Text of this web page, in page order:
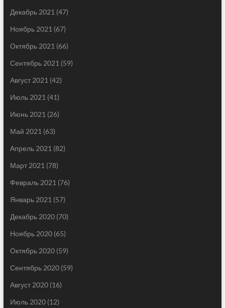
Декабрь 2021 (47)
Ноябрь 2021 (67)
Октябрь 2021 (66)
Сентябрь 2021 (59)
Август 2021 (42)
Июль 2021 (41)
Июнь 2021 (26)
Май 2021 (63)
Апрель 2021 (82)
Март 2021 (78)
Февраль 2021 (76)
Январь 2021 (57)
Декабрь 2020(70)
Ноябрь 2020(65)
Октябрь 2020(59)
Сентябрь 2020(59)
Август 2020(16)
Июль 2020(12)